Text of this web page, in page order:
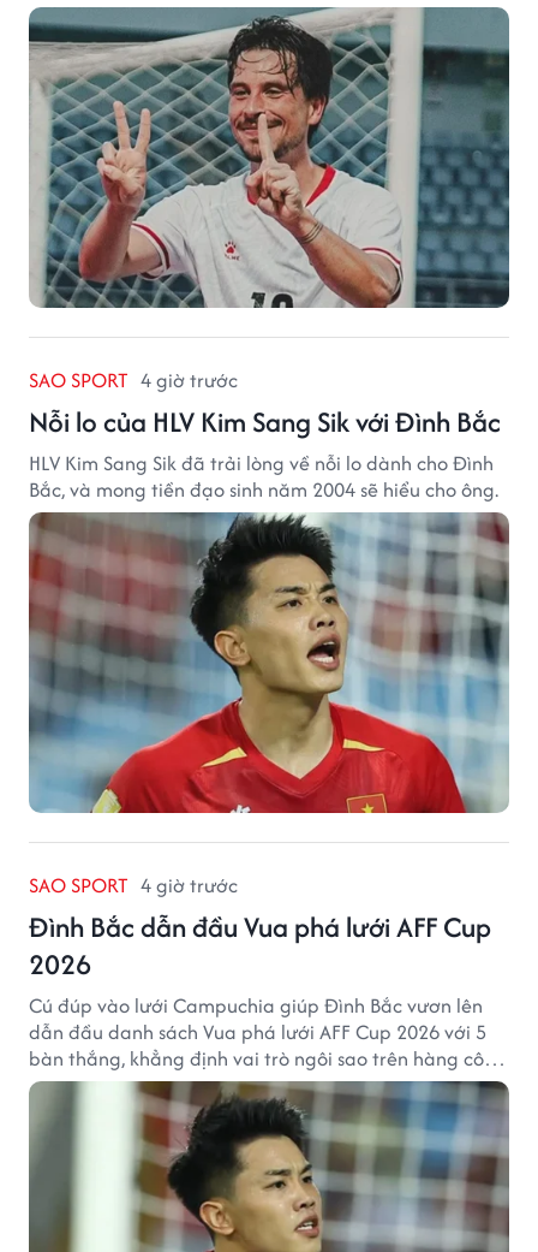
SAO SPORT 4 giờ trước
Nỗi lo của HLV Kim Sang Sik với Đình Bắc
HLV Kim Sang Sik đã trải lòng về nỗi lo dành cho Đình
Bắc, và mong tiền đạo sinh năm 2004 sẽ hiểu cho ông.
SAO SPORT 4 giờ trước
Đình Bắc dẫn đầu Vua phá lưới AFF Cup
2026
Cú đúp vào lưới Campuchia giúp Đình Bắc vươn lên
dẫn đầu danh sách Vua phá lưới AFF Cup 2026 với 5
bàn thắng, khẳng định vai trò ngôi sao trên hàng công
tuyển Việt Nam.